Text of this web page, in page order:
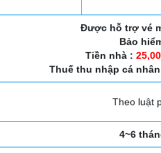
Được hỗ trợ vé
Bảo
Tiền nhà :
Thuế thu nhập cá
Theo luật
4~6